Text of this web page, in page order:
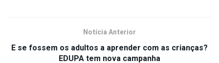
Notícia Anterior
E se fossem os adultos a aprender com as crianças?
EDUPA tem nova campanha